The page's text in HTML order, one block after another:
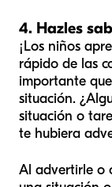
4. Hazles
¡Los niños
rápido de las
importante
situación.
situación o
te hubiera
Al advertirle o